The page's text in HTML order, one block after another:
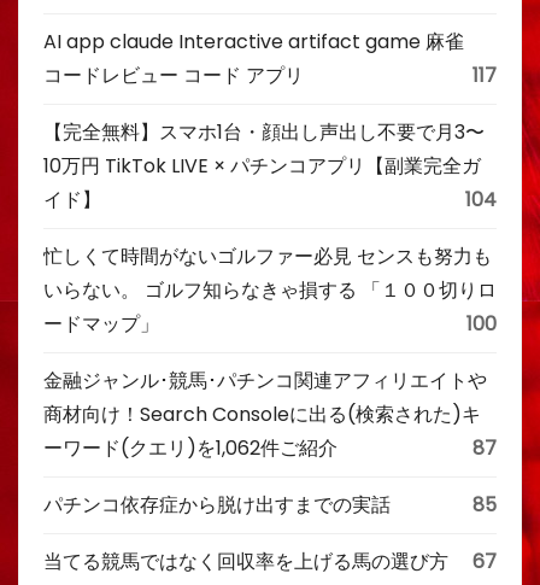
AI app claude Interactive artifact game 麻雀
コードレビュー コード アプリ
117
【完全無料】スマホ1台・顔出し声出し不要で月3〜
10万円 TikTok LIVE × パチンコアプリ【副業完全ガ
イド】
104
忙しくて時間がないゴルファー必見 センスも努力も
いらない。 ゴルフ知らなきゃ損する 「１００切りロ
ードマップ」
100
金融ジャンル･競馬･パチンコ関連アフィリエイトや
商材向け！Search Consoleに出る(検索された)キ
ーワード(クエリ)を1,062件ご紹介
87
パチンコ依存症から脱け出すまでの実話 85
当てる競馬ではなく回収率を上げる馬の選び方 67